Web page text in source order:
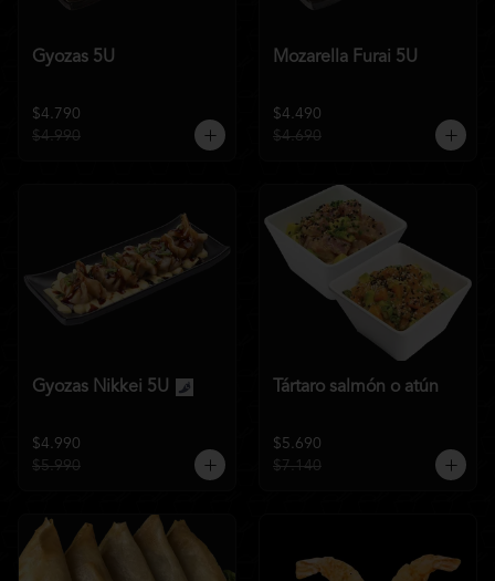
Gyozas 5U
$4.790
$4.990
Mozarella Furai 5U
$4.490
$4.690
Gyozas Nikkei 5U
$4.990
$5.990
Tártaro salmón o atún
$5.690
$7.140